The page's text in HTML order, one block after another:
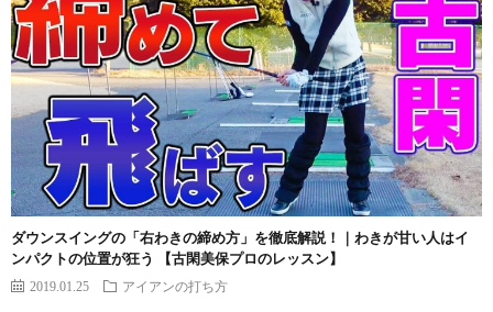
ダウンスイングの「右わきの締め方」を徹底解説！｜わきが甘い人はイ
ンパクトの位置が狂う 【古閑美保プロのレッスン】
2019.01.25 アイアンの打ち方